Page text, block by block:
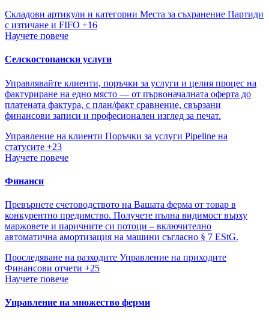
Складови артикули и категории Места за съхранение Партиди
с изтичане и FIFO +16
Научете повече
Селскостопански услуги
Управлявайте клиенти, поръчки за услуги и целия процес на
фактуриране на едно място — от първоначалната оферта до
платената фактура, с план/факт сравнение, свързани
финансови записи и професионален изглед за печат.
Управление на клиенти Поръчки за услуги Pipeline на
статусите +23
Научете повече
Финанси
Превърнете счетоводството на Вашата ферма от товар в
конкурентно предимство. Получете пълна видимост върху
маржовете и паричните си потоци – включително
автоматична амортизация на машини съгласно § 7 EStG.
Проследяване на разходите Управление на приходите
Финансови отчети +25
Научете повече
Управление на множество ферми